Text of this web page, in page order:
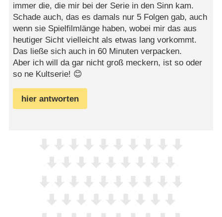
immer die, die mir bei der Serie in den Sinn kam.
Schade auch, das es damals nur 5 Folgen gab, auch
wenn sie Spielfilmlänge haben, wobei mir das aus
heutiger Sicht vielleicht als etwas lang vorkommt.
Das ließe sich auch in 60 Minuten verpacken.
Aber ich will da gar nicht groß meckern, ist so oder
so ne Kultserie! 😊
hier antworten